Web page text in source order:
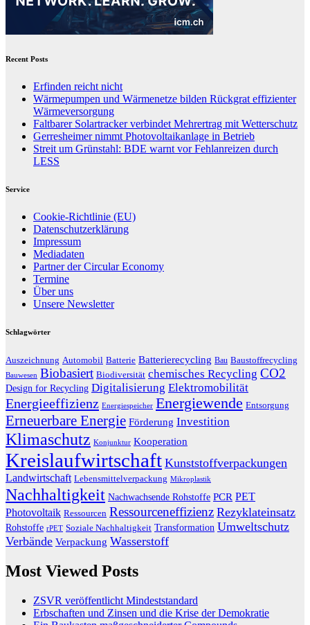
Recent Posts
Erfinden reicht nicht
Wärmepumpen und Wärmenetze bilden Rückgrat effizienter
Wärmeversorgung
Faltbarer Solartracker verbindet Mehrertrag mit Wetterschutz
Gerresheimer nimmt Photovoltaikanlage in Betrieb
Streit um Grünstahl: BDE warnt vor Fehlanreizen durch
LESS
Service
Cookie-Richtlinie (EU)
Datenschutzerklärung
Impressum
Mediadaten
Partner der Circular Economy
Termine
Über uns
Unsere Newsletter
Schlagwörter
Auszeichnung Automobil Batterie Batterierecycling Bau Baustoffrecycling
Bauwesen Biobasiert Biodiversität chemisches Recycling CO2
Design for Recycling Digitalisierung Elektromobilität
Energieeffizienz Energiespeicher Energiewende Entsorgung
Erneuerbare Energie Förderung Investition
Klimaschutz Konjunktur Kooperation
Kreislaufwirtschaft Kunststoffverpackungen
Landwirtschaft Lebensmittelverpackung Mikroplastik
Nachhaltigkeit Nachwachsende Rohstoffe PCR PET
Photovoltaik Ressourcen Ressourceneffizienz Rezyklateinsatz
Rohstoffe rPET Soziale Nachhaltigkeit Transformation Umweltschutz
Verbände Verpackung Wasserstoff
Most Viewed Posts
ZSVR veröffentlicht Mindeststandard
Erbschaften und Zinsen und die Krise der Demokratie